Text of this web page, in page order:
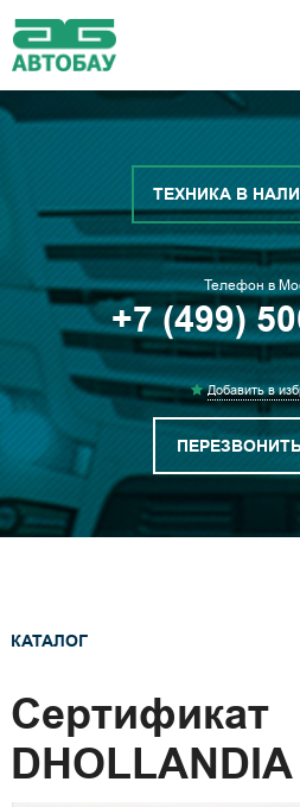
ТЕХНИКА В
Телефон в
+7 (499)
Добавить в
КАТАЛОГ
Сертификат
DHOLLANDIA